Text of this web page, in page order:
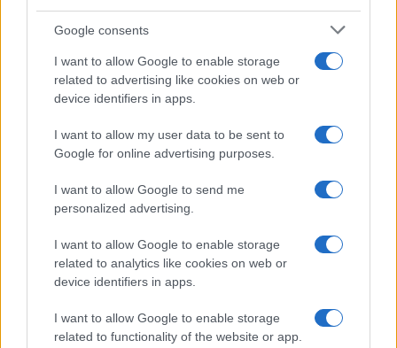
Google consents
I want to allow Google to enable storage
related to advertising like cookies on web or
device identifiers in apps.
I want to allow my user data to be sent to
Google for online advertising purposes.
I want to allow Google to send me
personalized advertising.
I want to allow Google to enable storage
related to analytics like cookies on web or
device identifiers in apps.
I want to allow Google to enable storage
related to functionality of the website or app.
évre elegendő erőforrásait
HÍRLEVÉL
Feliratkozom a hírlevélre és elfogadom az
adatvédelmi
szabályzatot!
FELIRATKOZÁS